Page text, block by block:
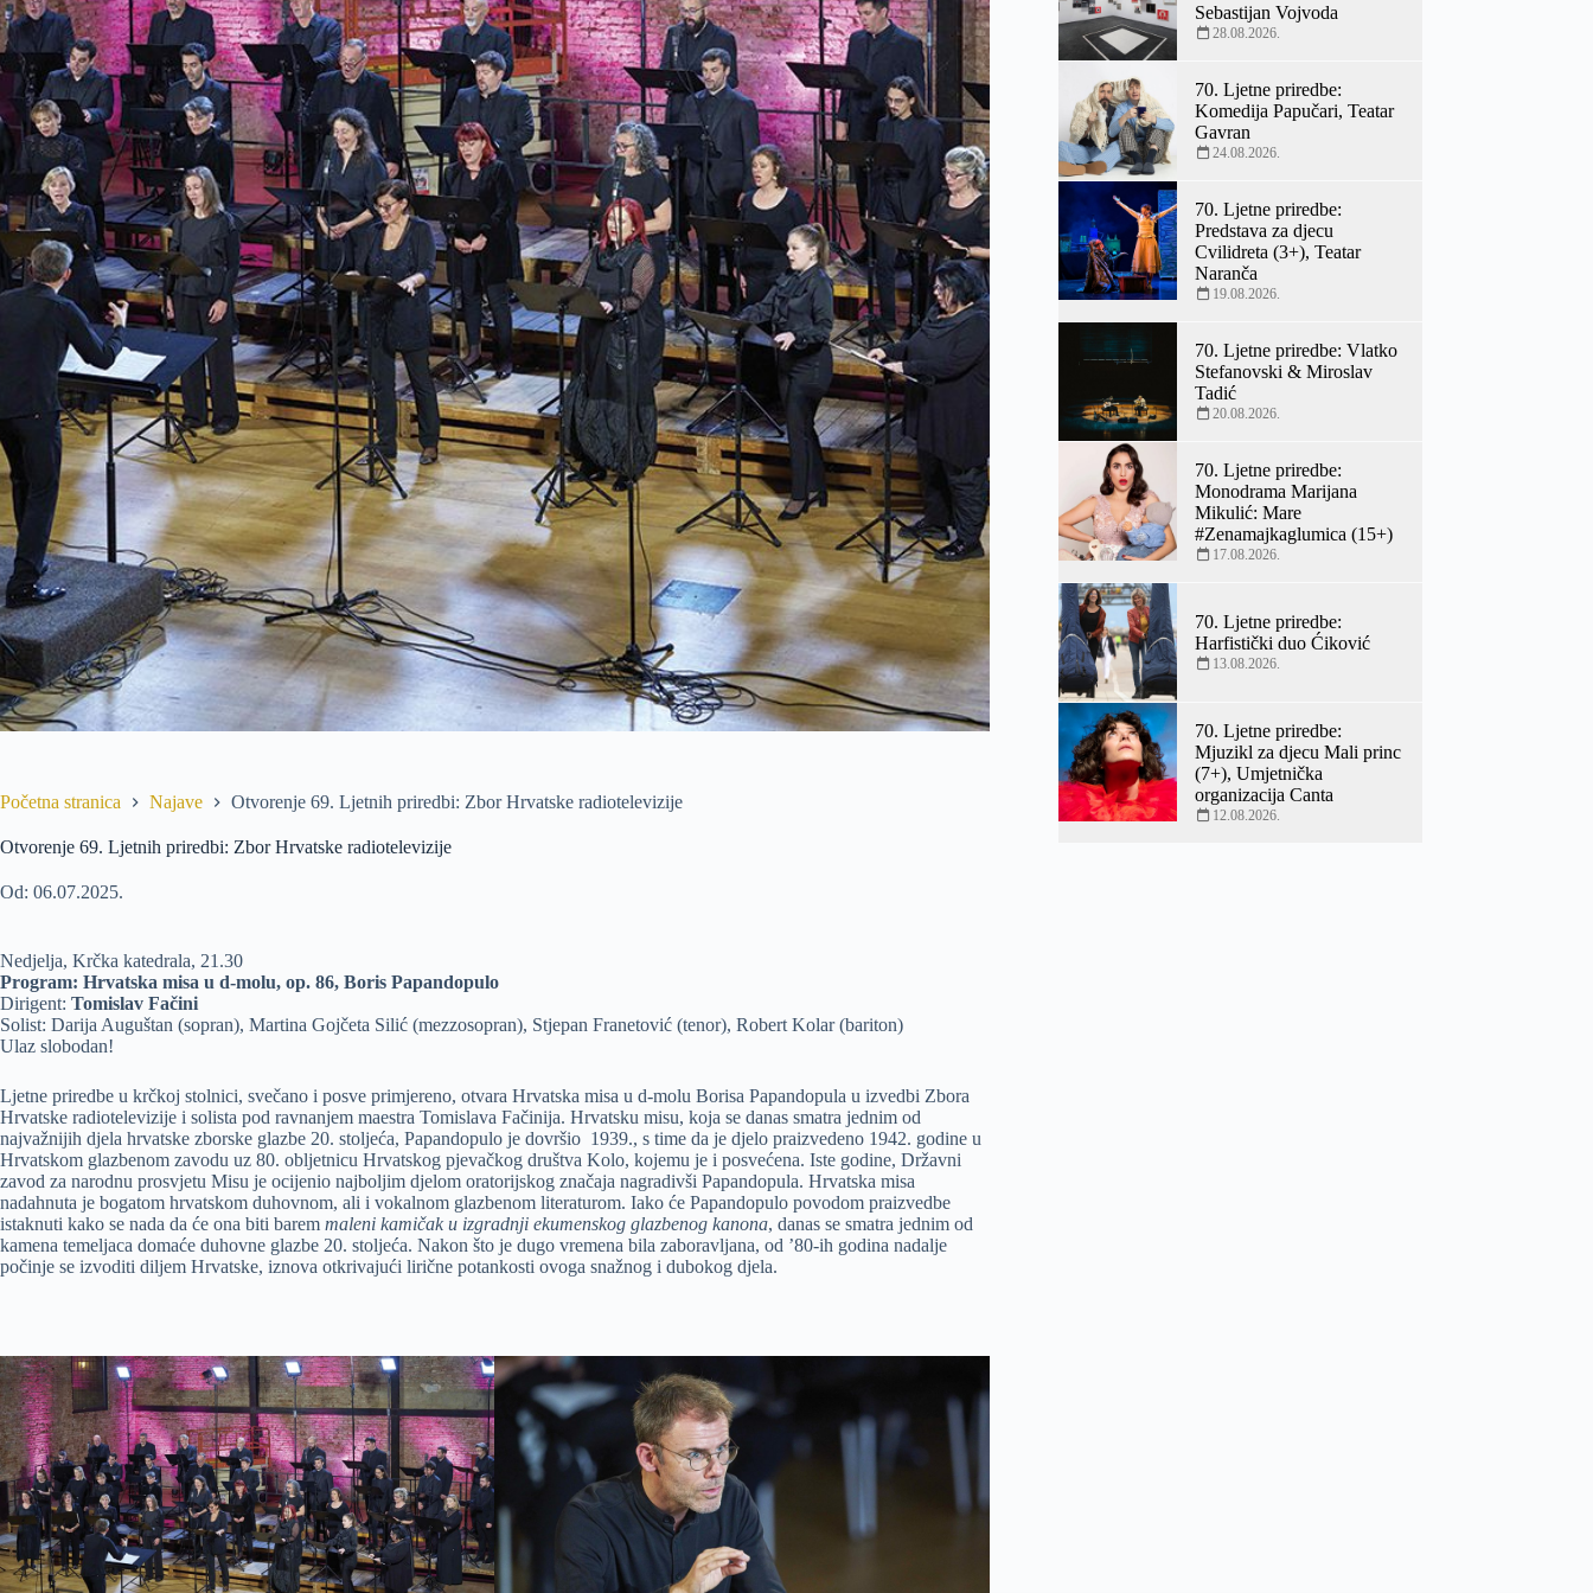
Početna stranica Najave Otvorenje 69. Ljetnih priredbi: Zbor Hrvatske radiotelevizije
Otvorenje 69. Ljetnih priredbi: Zbor Hrvatske radiotelevizije
Od: 06.07.2025.
Nedjelja, Krčka katedrala, 21.30
Program: Hrvatska misa u d-molu, op. 86, Boris Papandopulo
Dirigent: Tomislav Fačini
Solist: Darija Auguštan (sopran), Martina Gojčeta Silić (mezzosopran), Stjepan Franetović (tenor), Robert Kolar (bariton)
Ulaz slobodan!
Ljetne priredbe u krčkoj stolnici, svečano i posve primjereno, otvara Hrvatska misa u d-molu Borisa Papandopula u izvedbi Zbora
Hrvatske radiotelevizije i solista pod ravnanjem maestra Tomislava Fačinija. Hrvatsku misu, koja se danas smatra jednim od
najvažnijih djela hrvatske zborske glazbe 20. stoljeća, Papandopulo je dovršio 1939., s time da je djelo praizvedeno 1942. godine u
Hrvatskom glazbenom zavodu uz 80. obljetnicu Hrvatskog pjevačkog društva Kolo, kojemu je i posvećena. Iste godine, Državni
zavod za narodnu prosvjetu Misu je ocijenio najboljim djelom oratorijskog značaja nagradivši Papandopula. Hrvatska misa
nadahnuta je bogatom hrvatskom duhovnom, ali i vokalnom glazbenom literaturom. Iako će Papandopulo povodom praizvedbe
istaknuti kako se nada da će ona biti barem maleni kamičak u izgradnji ekumenskog glazbenog kanona, danas se smatra jednim od
kamena temeljaca domaće duhovne glazbe 20. stoljeća. Nakon što je dugo vremena bila zaboravljana, od ’80-ih godina nadalje
počinje se izvoditi diljem Hrvatske, iznova otkrivajući lirične potankosti ovoga snažnog i dubokog djela.
Sebastijan Vojvoda
28.08.2026.
70. Ljetne priredbe:
Komedija Papučari, Teatar
Gavran
24.08.2026.
70. Ljetne priredbe:
Predstava za djecu
Cvilidreta (3+), Teatar
Naranča
19.08.2026.
70. Ljetne priredbe: Vlatko
Stefanovski & Miroslav
Tadić
20.08.2026.
70. Ljetne priredbe:
Monodrama Marijana
Mikulić: Mare
#Zenamajkaglumica (15+)
17.08.2026.
70. Ljetne priredbe:
Harfistički duo Ćiković
13.08.2026.
70. Ljetne priredbe:
Mjuzikl za djecu Mali princ
(7+), Umjetnička
organizacija Canta
12.08.2026.